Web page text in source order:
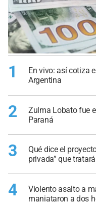
1
En vivo: así cotiza
Argentina
2
Zulma Lobato fue
Paraná
3
Qué dice el
privada” que
4
Violento asalto a
maniataron a dos